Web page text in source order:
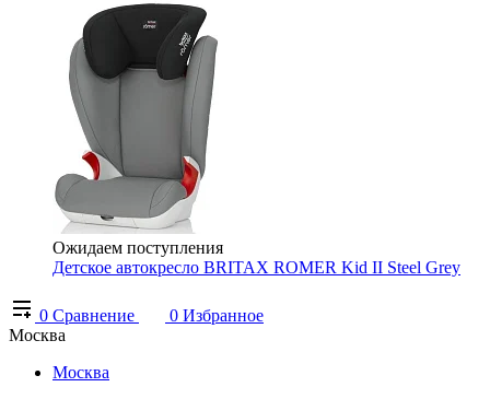
Ожидаем поступления
Детское автокресло BRITAX ROMER Kid II Steel Grey
0 Сравнение 0 Избранное
Москва
Москва